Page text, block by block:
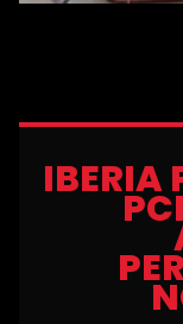
IBERIA